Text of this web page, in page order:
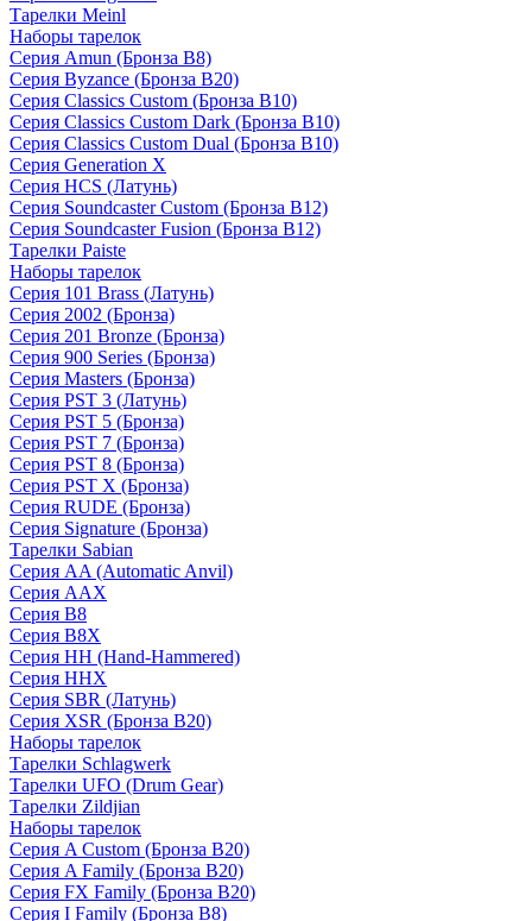
Тарелки Meinl
Наборы тарелок
Серия Amun (Бронза B8)
Серия Byzance (Бронза B20)
Серия Classics Custom (Бронза B10)
Серия Classics Custom Dark (Бронза B10)
Серия Classics Custom Dual (Бронза B10)
Серия Generation X
Серия HCS (Латунь)
Серия Soundcaster Custom (Бронза B12)
Серия Soundcaster Fusion (Бронза B12)
Тарелки Paiste
Наборы тарелок
Серия 101 Brass (Латунь)
Серия 2002 (Бронза)
Серия 201 Bronze (Бронза)
Серия 900 Series (Бронза)
Серия Masters (Бронза)
Серия PST 3 (Латунь)
Серия PST 5 (Бронза)
Серия PST 7 (Бронза)
Серия PST 8 (Бронза)
Серия PST X (Бронза)
Серия RUDE (Бронза)
Серия Signature (Бронза)
Тарелки Sabian
Серия AA (Automatic Anvil)
Серия AAX
Серия B8
Серия B8X
Серия HH (Hand-Hammered)
Серия HHX
Серия SBR (Латунь)
Серия XSR (Бронза B20)
Наборы тарелок
Тарелки Schlagwerk
Тарелки UFO (Drum Gear)
Тарелки Zildjian
Наборы тарелок
Серия A Custom (Бронза B20)
Серия A Family (Бронза B20)
Серия FX Family (Бронза B20)
Серия I Family (Бронза B8)